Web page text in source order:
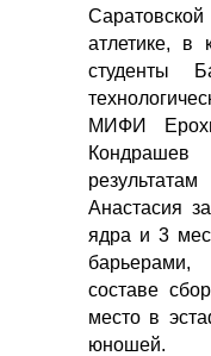
атлетике, в
студенты
МИФИ
Анастасия
ядра и 3
составе
место в
юношей.